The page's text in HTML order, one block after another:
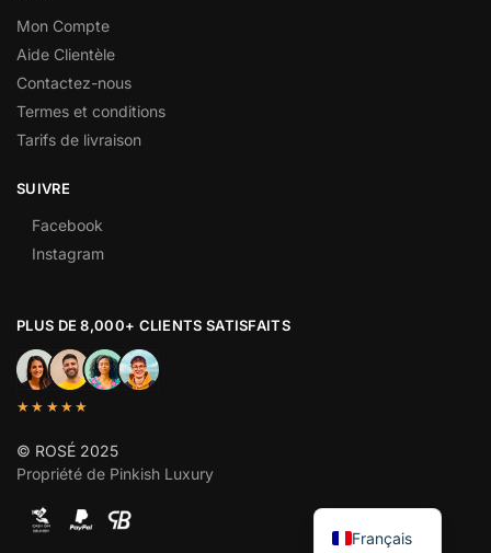
Mon Compte
Aide Clientèle
Contactez-nous
Termes et conditions
Tarifs de livraison
SUIVRE
Facebook
Instagram
PLUS DE 8,000+ CLIENTS SATISFAITS
★★★★★
© ROSÉ 2025
Propriété de Pinkish Luxury
Français